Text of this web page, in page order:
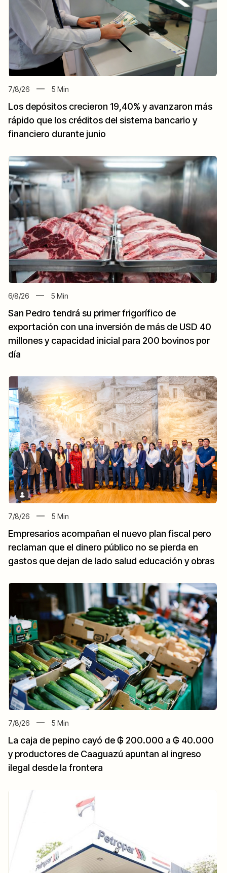
7/8/26 5 Min
Los depósitos crecieron 19,40% y avanzaron más
rápido que los créditos del sistema bancario y
financiero durante junio
6/8/26 5 Min
San Pedro tendrá su primer frigorífico de
exportación con una inversión de más de USD 40
millones y capacidad inicial para 200 bovinos por
día
7/8/26 5 Min
Empresarios acompañan el nuevo plan fiscal pero
reclaman que el dinero público no se pierda en
gastos que dejan de lado salud educación y obras
7/8/26 5 Min
La caja de pepino cayó de ₲ 200.000 a ₲ 40.000
y productores de Caaguazú apuntan al ingreso
ilegal desde la frontera